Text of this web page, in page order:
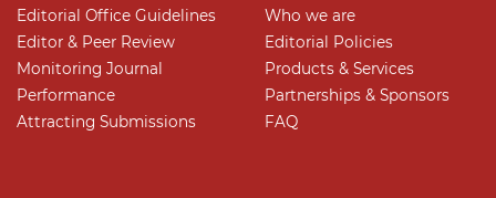
Editorial Office Guidelines
Editor & Peer Review
Monitoring Journal
Performance
Attracting Submissions
Who we are
Editorial Policies
Products & Services
Partnerships & Sponsors
FAQ